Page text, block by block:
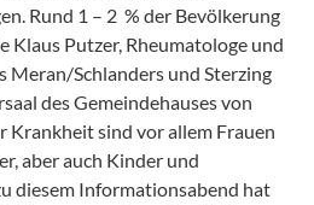
Rund 1 – 2 % der Bevölkerung
Klaus Putzer, Rheumatologe und
Meran/Schlanders und Sterzing
des Gemeindehauses von
Krankheit sind vor allem Frauen
aber auch Kinder und
diesem Informationsabend hat